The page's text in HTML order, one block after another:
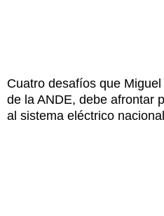
Cuatro desafíos que
de la ANDE, debe afrontar
al sistema eléctrico nacional